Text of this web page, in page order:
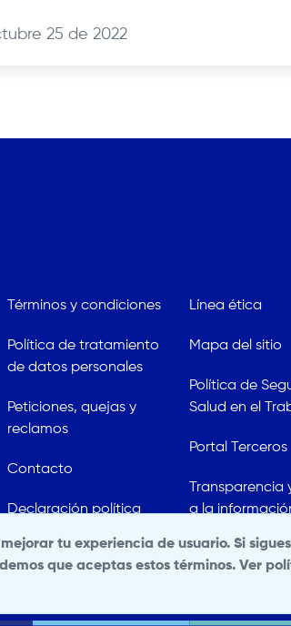
25 de 2022
Términos y condiciones
Política de tratamiento
de datos personales
Peticiones, quejas y
reclamos
Contacto
Declaración política
Línea ética
Mapa del sitio
Política de
Salud en el
Portal Terceros
Transparencia
a la
tu experiencia de usuario. Si sigues
que aceptas estos términos. Ver